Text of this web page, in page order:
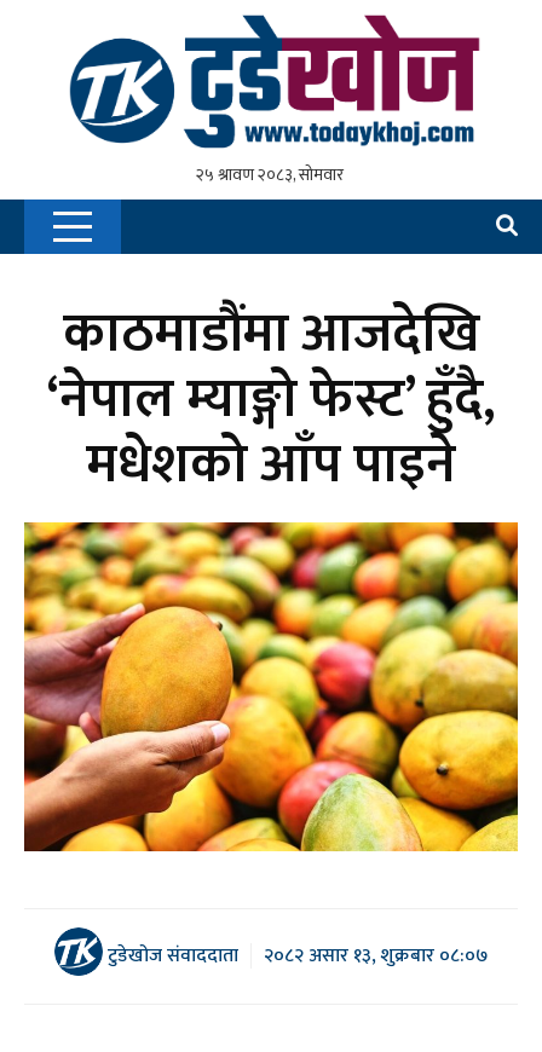
काठमाडौंमा आजदेखि
‘नेपाल म्याङ्गो फेस्ट’ हुँदै,
मधेशको आँप पाइने
टुडेखोज संवाददाता २०८२ असार १३, शुक्रबार ०८:०७